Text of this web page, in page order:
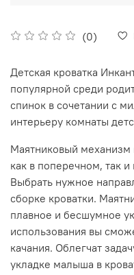
(0)
Детская кроватка
популярной среди
спинок в сочетании с
интерьеру комнаты
Маятниковый механизм
как в поперечном, так
Выбрать нужное
сборке кроватки.
плавное и бесшумное
использования вы
качания. Облегчат
укладке малыша в